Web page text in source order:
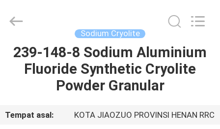
RUMAH
VIDEO
Imp.&Exp.Co.,Ltd.
Sodium Cryolite
239-148-8 Sodium Aluminium
Fluoride Synthetic Cryolite
Powder Granular
Tempat asal:
KOTA JIAOZUO PROVINSI HENAN RRC